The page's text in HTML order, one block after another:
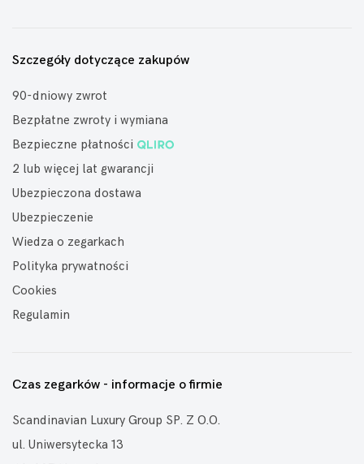
Szczegóły dotyczące zakupów
90-dniowy zwrot
Bezpłatne zwroty i wymiana
Bezpieczne płatności
2 lub więcej lat gwarancji
Ubezpieczona dostawa
Ubezpieczenie
Wiedza o zegarkach
Polityka prywatności
Cookies
Regulamin
Czas zegarków - informacje o firmie
Scandinavian Luxury Group SP. Z O.O.
ul. Uniwersytecka 13